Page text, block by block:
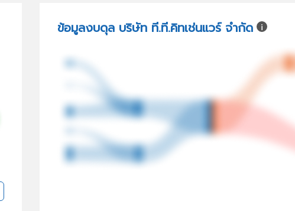
ข้อมูลงบดุล บริษัท ที.ที.คิทเช่นแวร์ จำกัด